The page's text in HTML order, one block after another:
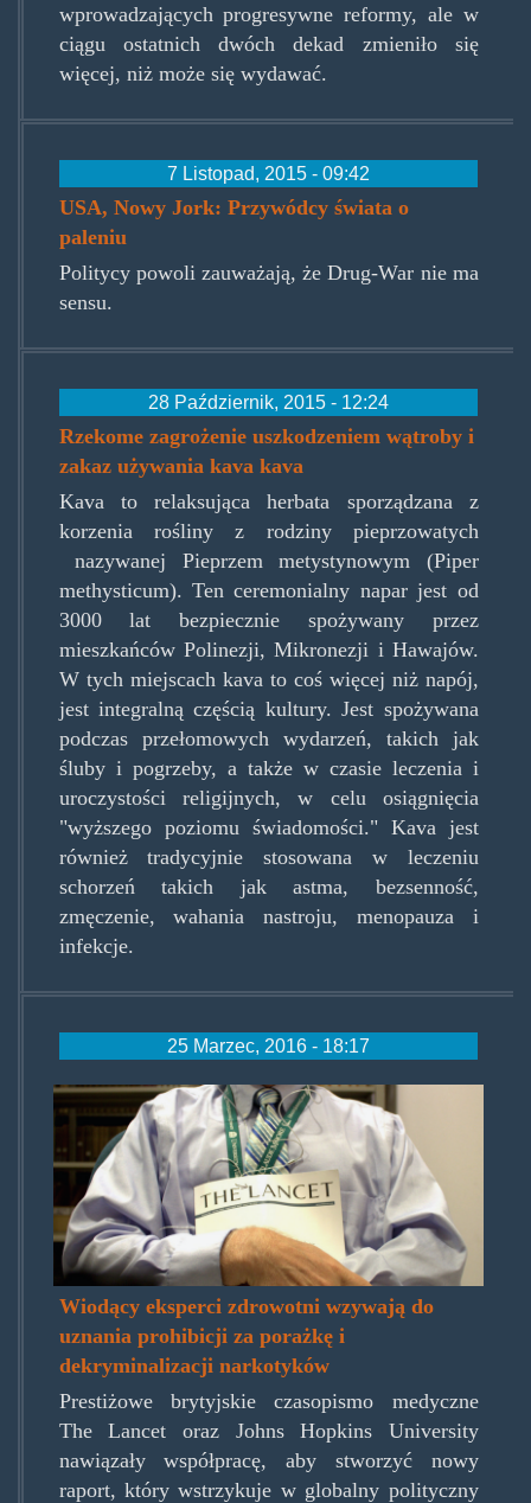
wprowadzających progresywne reformy, ale w
ciągu ostatnich dwóch dekad zmieniło się
więcej, niż może się wydawać.
7 Listopad, 2015 - 09:42
USA, Nowy Jork: Przywódcy świata o
paleniu
Politycy powoli zauważają, że Drug-War nie ma
sensu.
28 Październik, 2015 - 12:24
Rzekome zagrożenie uszkodzeniem wątroby i
zakaz używania kava kava
Kava to relaksująca herbata sporządzana z
korzenia rośliny z rodziny pieprzowatych
nazywanej Pieprzem metystynowym (Piper
methysticum). Ten ceremonialny napar jest od
3000 lat bezpiecznie spożywany przez
mieszkańców Polinezji, Mikronezji i Hawajów.
W tych miejscach kava to coś więcej niż napój,
jest integralną częścią kultury. Jest spożywana
podczas przełomowych wydarzeń, takich jak
śluby i pogrzeby, a także w czasie leczenia i
uroczystości religijnych, w celu osiągnięcia
"wyższego poziomu świadomości." Kava jest
również tradycyjnie stosowana w leczeniu
schorzeń takich jak astma, bezsenność,
zmęczenie, wahania nastroju, menopauza i
infekcje.
25 Marzec, 2016 - 18:17
lancet.jpg
Wiodący eksperci zdrowotni wzywają do
uznania prohibicji za porażkę i
dekryminalizacji narkotyków
Prestiżowe brytyjskie czasopismo medyczne
The Lancet oraz Johns Hopkins University
nawiązały współpracę, aby stworzyć nowy
raport, który wstrzykuje w globalny polityczny